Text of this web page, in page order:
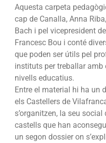
Aquesta carpeta
cap de Canalla, Anna
Bach i pel vicepresident
Francesc Bou i conté
que poden ser útils pel
instituts per treballar amb
nivells educatius.
Entre el material hi ha un
els Castellers de
s’organitzen, la seu
castells que han
un segon dossier on